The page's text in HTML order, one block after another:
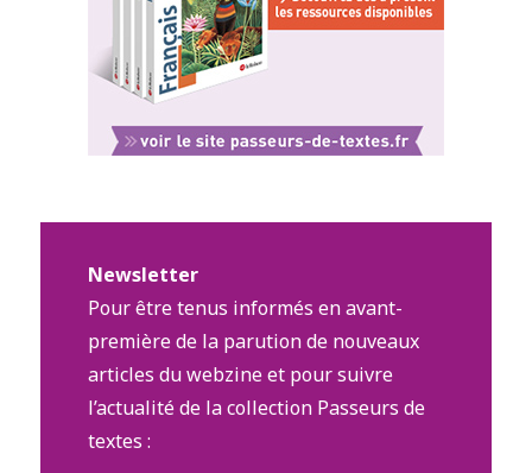
Newsletter
Pour être tenus informés en avant-
première de la parution de nouveaux
articles du webzine et pour suivre
l’actualité de la collection Passeurs de
textes :